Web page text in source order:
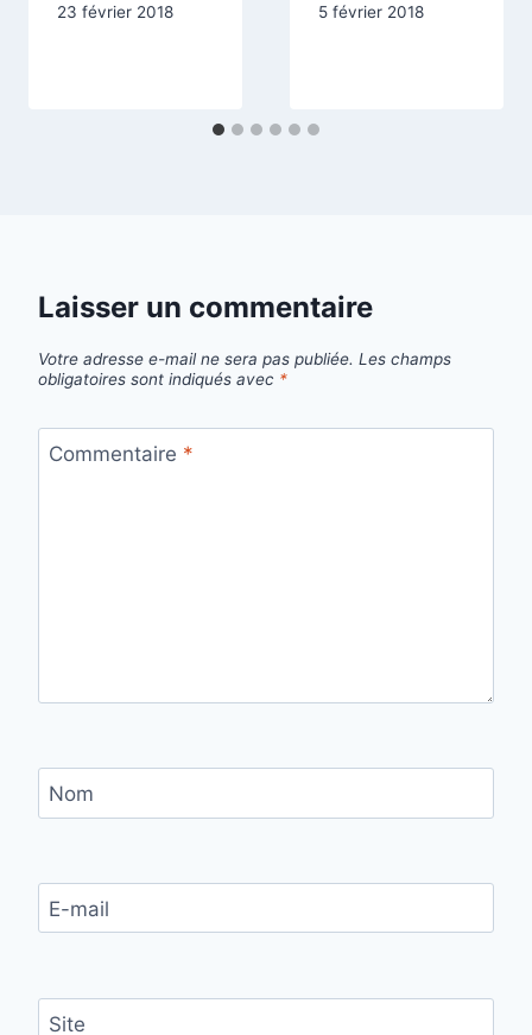
23 février 2018
5 février 2018
Laisser un commentaire
Votre adresse e-mail ne sera pas publiée. Les champs
obligatoires sont indiqués avec *
Commentaire *
Nom
E-mail
Site